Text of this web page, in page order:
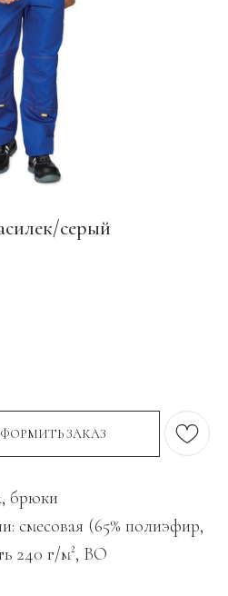
серый
ЗАКАЗ
брюки
смесовая (65% полиэфир,
240 г/м², ВО